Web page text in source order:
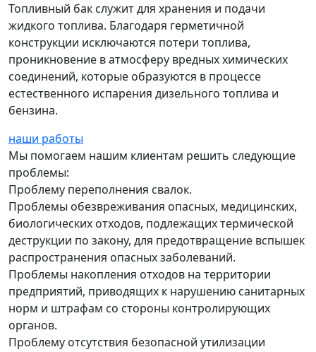
Топливный бак служит для хранения и подачи
жидкого топлива. Благодаря герметичной
конструкции исключаются потери топлива,
проникновение в атмосферу вредных химических
соединений, которые образуются в процессе
естественного испарения дизельного топлива и
бензина.
наши работы
Мы помогаем нашим клиентам решить следующие
проблемы:
Проблему переполнения свалок.
Проблемы обезвреживания опасных, медицинских,
биологических отходов, подлежащих термической
деструкции по закону, для предотвращение вспышек
распространения опасных заболеваний.
Проблемы накопления отходов на территории
предприятий, приводящих к нарушению санитарных
норм и штрафам со стороны контролирующих
органов.
Проблему отсутствия безопасной утилизации